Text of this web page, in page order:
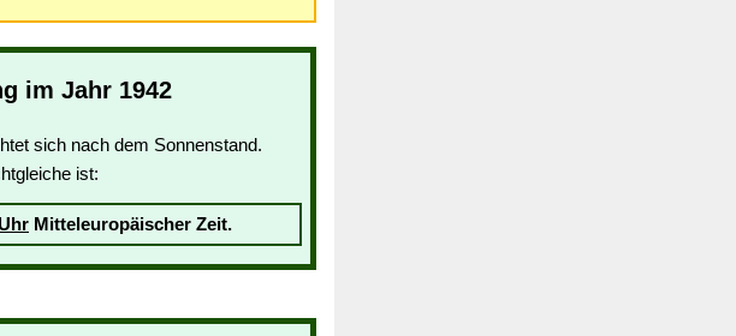
im Jahr 1942
sich nach dem Sonnenstand.
ist:
Mitteleuropäischer Zeit.